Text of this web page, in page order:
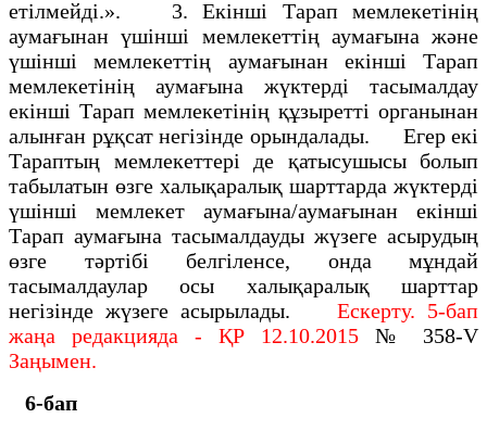
етілмейді.». 3. Екінші Тарап мемлекетінің
аумағынан үшінші мемлекеттің аумағына және
үшінші мемлекеттің аумағынан екінші Тарап
мемлекетінің аумағына жүктерді тасымалдау
екінші Тарап мемлекетінің құзыретті органынан
алынған рұқсат негізінде орындалады. Егер екі
Тараптың мемлекеттері де қатысушысы болып
табылатын өзге халықаралық шарттарда жүктерді
үшінші мемлекет аумағына/аумағынан екінші
Тарап аумағына тасымалдауды жүзеге асырудың
өзге тәртібі белгіленсе, онда мұндай
тасымалдаулар осы халықаралық шарттар
негізінде жүзеге асырылады. Ескерту. 5-бап
жаңа редакцияда - ҚР 12.10.2015 № 358-V
Заңымен.
6-бап